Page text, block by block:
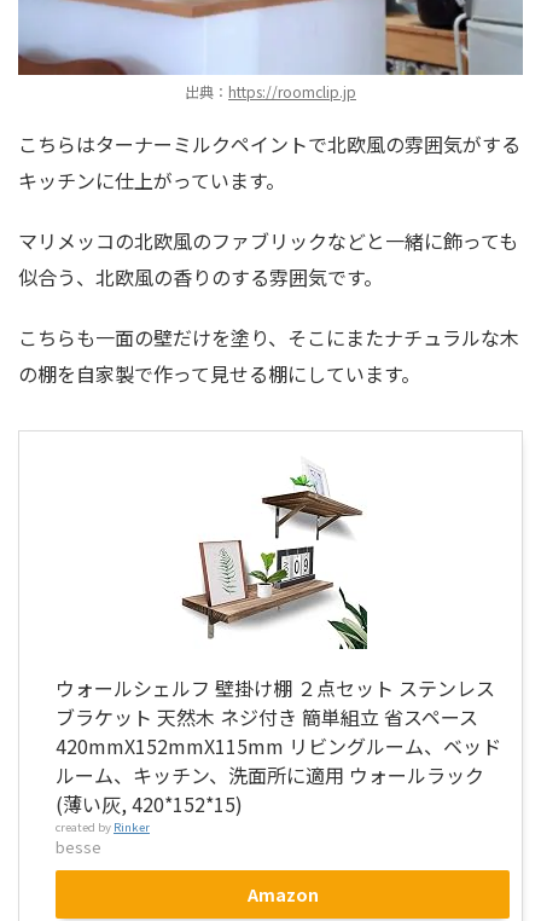
出典： https://roomclip.jp
こちらはターナーミルクペイントで北欧風の雰囲気がする
キッチンに仕上がっています。
マリメッコの北欧風のファブリックなどと一緒に飾っても
似合う、北欧風の香りのする雰囲気です。
こちらも一面の壁だけを塗り、そこにまたナチュラルな木
の棚を自家製で作って見せる棚にしています。
ウォールシェルフ 壁掛け棚 ２点セット ステンレス
ブラケット 天然木 ネジ付き 簡単組立 省スペース
420mmX152mmX115mm リビングルーム、ベッド
ルーム、キッチン、洗面所に適用 ウォールラック
(薄い灰, 420*152*15)
created by Rinker
besse
Amazon